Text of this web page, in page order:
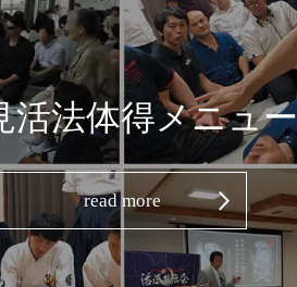
活法体得メニュー
read more